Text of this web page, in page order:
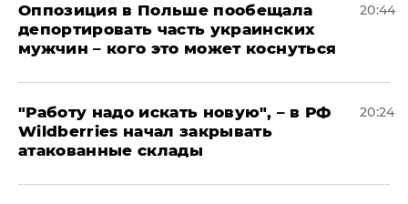
Оппозиция в Польше пообещала
депортировать часть украинских
мужчин – кого это может коснуться
20:44
"Работу надо искать новую", – в РФ
Wildberries начал закрывать
атакованные склады
20:24